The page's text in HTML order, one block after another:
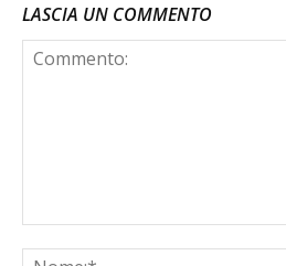
LASCIA UN COMMENTO